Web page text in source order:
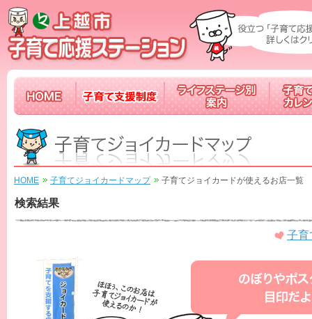
育
メ
ル
マ
ガ
信
中！
HOME
子
育
て
制
度
ラ
イ
フ
ー
ジ
案
子
育
て
ダ
HOME 子育てジョイカードマップ 子育てジョイカードが使えるお店一覧
検索結果
子育